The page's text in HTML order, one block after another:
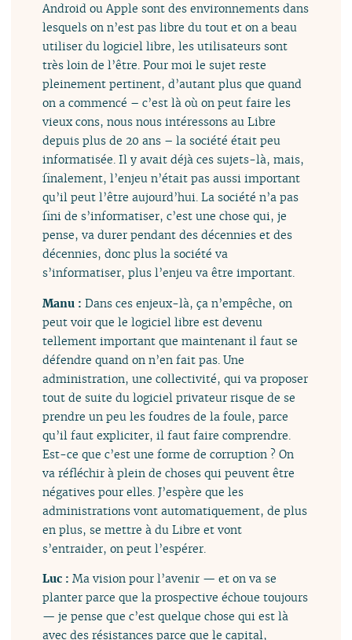
Android ou Apple sont des environnements dans
lesquels on n’est pas libre du tout et on a beau
utiliser du logiciel libre, les utilisateurs sont
très loin de l’être. Pour moi le sujet reste
pleinement pertinent, d’autant plus que quand
on a commencé – c’est là où on peut faire les
vieux cons, nous nous intéressons au Libre
depuis plus de 20 ans – la société était peu
informatisée. Il y avait déjà ces sujets-là, mais,
finalement, l’enjeu n’était pas aussi important
qu’il peut l’être aujourd’hui. La société n’a pas
fini de s’informatiser, c’est une chose qui, je
pense, va durer pendant des décennies et des
décennies, donc plus la société va
s’informatiser, plus l’enjeu va être important.
Manu :Dans ces enjeux-là, ça n’empêche, on
peut voir que le logiciel libre est devenu
tellement important que maintenant il faut se
défendre quand on n’en fait pas. Une
administration, une collectivité, qui va proposer
tout de suite du logiciel privateur risque de se
prendre un peu les foudres de la foule, parce
qu’il faut expliciter, il faut faire comprendre.
Est-ce que c’est une forme de corruption ? On
va réfléchir à plein de choses qui peuvent être
négatives pour elles. J’espère que les
administrations vont automatiquement, de plus
en plus, se mettre à du Libre et vont
s’entraider, on peut l’espérer.
Luc :Ma vision pour l’avenir — et on va se
planter parce que la prospective échoue toujours
— je pense que c’est quelque chose qui est là
avec des résistances parce que le capital,